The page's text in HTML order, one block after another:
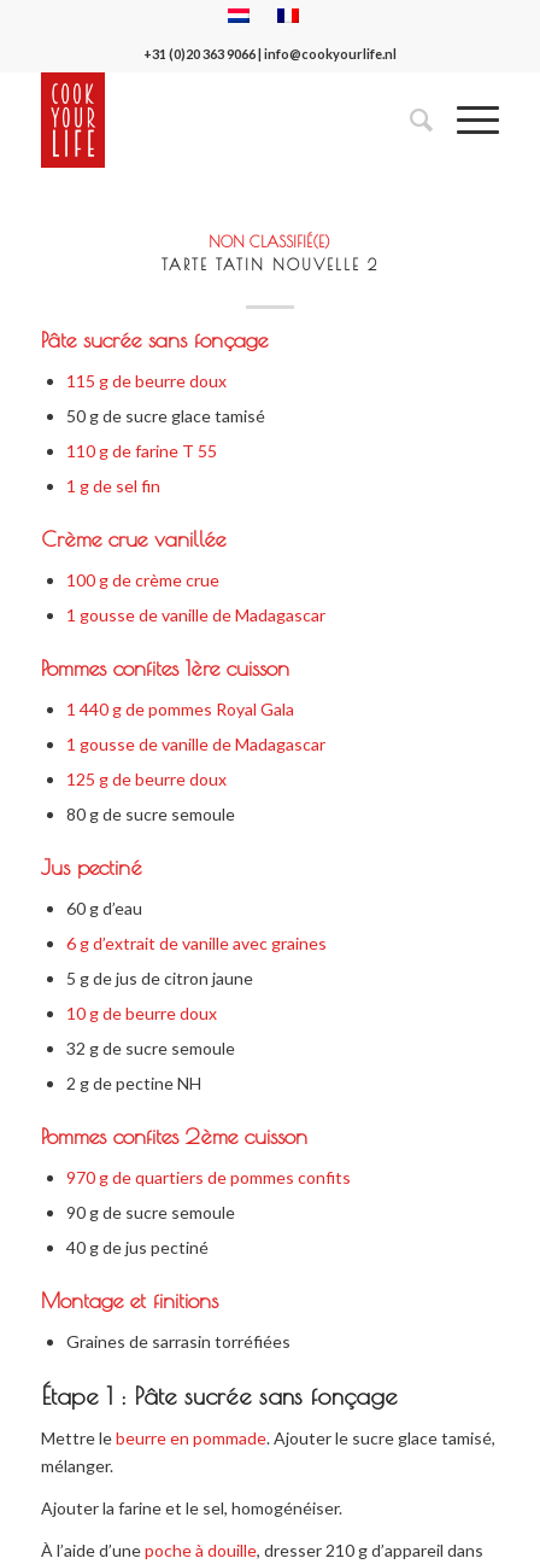
+31 (0)20 363 9066| info@cookyourlife.nl
NON CLASSIFIÉ(E)
TARTE TATIN NOUVELLE 2
Pâte sucrée sans fonçage
115 g de beurre doux
50 g de sucre glace tamisé
110 g de farine T 55
1 g de sel fin
Crème crue vanillée
100 g de crème crue
1 gousse de vanille de Madagascar
Pommes confites 1ère cuisson
1 440 g de pommes Royal Gala
1 gousse de vanille de Madagascar
125 g de beurre doux
80 g de sucre semoule
Jus pectiné
60 g d’eau
6 g d’extrait de vanille avec graines
5 g de jus de citron jaune
10 g de beurre doux
32 g de sucre semoule
2 g de pectine NH
Pommes confites 2ème cuisson
970 g de quartiers de pommes confits
90 g de sucre semoule
40 g de jus pectiné
Montage et finitions
Graines de sarrasin torréfiées
Étape 1 : Pâte sucrée sans fonçage
Mettre lebeurre en pommade. Ajouter le sucre glace tamisé,
mélanger.
Ajouter la farine et le sel, homogénéiser.
À l’aide d’unepoche à douille, dresser 210 g d’appareil dans